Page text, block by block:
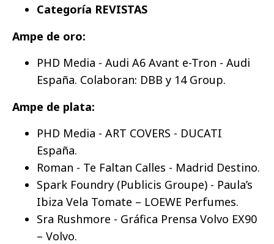
Categoría REVISTAS
Ampe de oro:
PHD Media - Audi A6 Avant e-Tron - Audi
España. Colaboran: DBB y 14 Group.
Ampe de plata:
PHD Media - ART COVERS - DUCATI
España.
Roman - Te Faltan Calles - Madrid Destino.
Spark Foundry (Publicis Groupe) - Paula’s
Ibiza Vela Tomate – LOEWE Perfumes.
Sra Rushmore - Gráfica Prensa Volvo EX90
– Volvo.